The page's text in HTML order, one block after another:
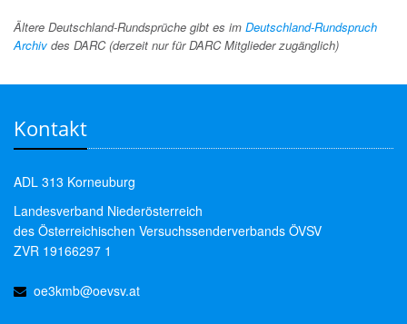
Ältere Deutschland-Rundsprüche gibt es im Deutschland-Rundspruch
Archiv des DARC (derzeit nur für DARC Mitglieder zugänglich)
Kontakt
ADL 313 Korneuburg
Landesverband Niederösterreich
des Österreichischen Versuchssenderverbands ÖVSV
ZVR 19166297 1
oe3kmb@oevsv.at